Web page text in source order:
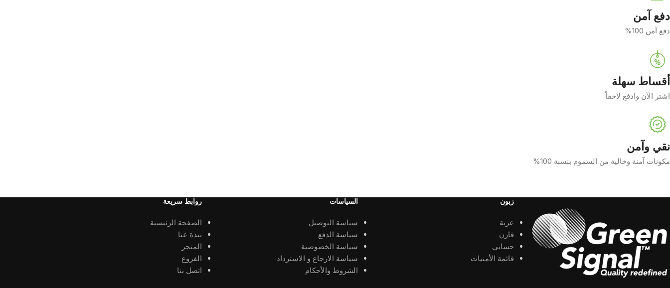
دفع آمن
دفع آمن 100%
أقساط سهلة
اشتر الآن وادفع لاحقاً
نقي وآمن
مكونات آمنة وخالية من السموم بنسبة 100%
زبون
عربة
قارن
حسابي
قائمة الأمنيات
السياسات
سياسة التوصيل
سياسة الدفع
سياسة الخصوصية
سياسة الارجاع و الاسترداد
الشروط والأحكام
روابط سريعة
الصفحة الرئيسية
نبذة عنا
المتجر
الفروع
اتصل بنا